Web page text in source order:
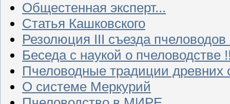
Общестенная эксперт...
Статья Кашковского
Резолюция III съезда
Беседа с наукой о пчеловодстве
Пчеловодные традиции древних
О системе Меркурий